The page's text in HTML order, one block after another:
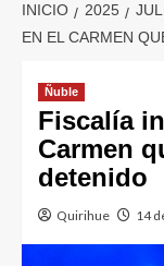
INICIO 2025
EN EL CARMEN
Ñuble
Fiscalía
Carmen
detenido
Quirihue 14